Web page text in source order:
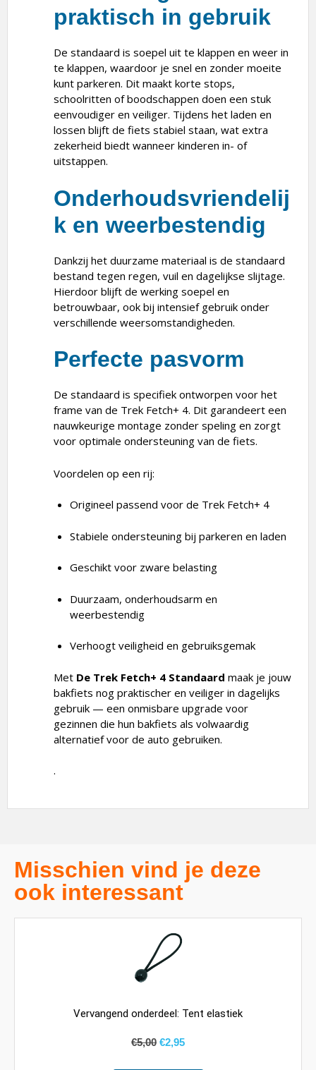
praktisch in gebruik
De standaard is soepel uit te klappen en weer in
te klappen, waardoor je snel en zonder moeite
kunt parkeren. Dit maakt korte stops,
schoolritten of boodschappen doen een stuk
eenvoudiger en veiliger. Tijdens het laden en
lossen blijft de fiets stabiel staan, wat extra
zekerheid biedt wanneer kinderen in- of
uitstappen.
Onderhoudsvriendelij
k en weerbestendig
Dankzij het duurzame materiaal is de standaard
bestand tegen regen, vuil en dagelijkse slijtage.
Hierdoor blijft de werking soepel en
betrouwbaar, ook bij intensief gebruik onder
verschillende weersomstandigheden.
Perfecte pasvorm
De standaard is specifiek ontworpen voor het
frame van de Trek Fetch+ 4. Dit garandeert een
nauwkeurige montage zonder speling en zorgt
voor optimale ondersteuning van de fiets.
Voordelen op een rij:
Origineel passend voor de Trek Fetch+ 4
Stabiele ondersteuning bij parkeren en laden
Geschikt voor zware belasting
Duurzaam, onderhoudsarm en
weerbestendig
Verhoogt veiligheid en gebruiksgemak
Met De Trek Fetch+ 4 Standaard maak je jouw
bakfiets nog praktischer en veiliger in dagelijks
gebruik — een onmisbare upgrade voor
gezinnen die hun bakfiets als volwaardig
alternatief voor de auto gebruiken.
.
Misschien vind je deze
ook interessant
Vervangend onderdeel: Tent elastiek
€5,00 €2,95